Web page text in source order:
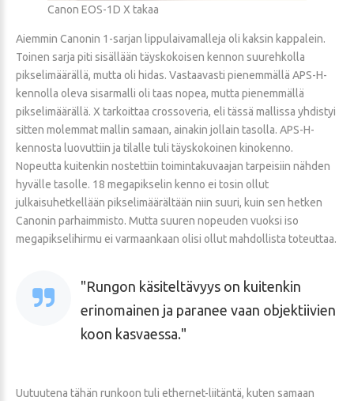
Canon EOS-1D X takaa
Aiemmin Canonin 1-sarjan lippulaivamalleja oli kaksin kappalein.
Toinen sarja piti sisällään täyskokoisen kennon suurehkolla
pikselimäärällä, mutta oli hidas. Vastaavasti pienemmällä APS-H-
kennolla oleva sisarmalli oli taas nopea, mutta pienemmällä
pikselimäärällä. X tarkoittaa crossoveria, eli tässä mallissa yhdistyi
sitten molemmat mallin samaan, ainakin jollain tasolla. APS-H-
kennosta luovuttiin ja tilalle tuli täyskokoinen kinokenno.
Nopeutta kuitenkin nostettiin toimintakuvaajan tarpeisiin nähden
hyvälle tasolle. 18 megapikselin kenno ei tosin ollut
julkaisuhetkellään pikselimäärältään niin suuri, kuin sen hetken
Canonin parhaimmisto. Mutta suuren nopeuden vuoksi iso
megapikselihirmu ei varmaankaan olisi ollut mahdollista toteuttaa.
Rungon käsiteltävyys on kuitenkin
erinomainen ja paranee vaan objektiivien
koon kasvaessa.
Uutuutena tähän runkoon tuli ethernet-liitäntä, kuten samaan